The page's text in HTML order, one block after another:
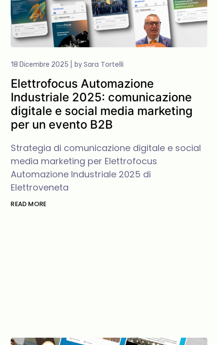
18 Dicembre 2025 bySara Tortelli
Elettrofocus Automazione
Industriale 2025: comunicazione
digitale e social media marketing
per un evento B2B
Strategia di comunicazione digitale e social
media marketing per Elettrofocus
Automazione Industriale 2025 di
Elettroveneta
READ MORE